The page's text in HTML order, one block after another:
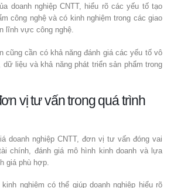
doanh nghiệp CNTT, hiểu rõ các yếu tố tạo
công nghệ và có kinh nghiệm trong các giao
lĩnh vực công nghệ.
cũng cần có khả năng đánh giá các yếu tố vô
liệu và khả năng phát triển sản phẩm trong
vị tư vấn trong quá trình
doanh nghiệp CNTT, đơn vị tư vấn đóng vai
chính, đánh giá mô hình kinh doanh và lựa
giá phù hợp.
nghiệm có thể giúp doanh nghiệp hiểu rõ